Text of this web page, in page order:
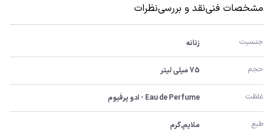
مشخصات فنینقد و بررسینظرات
جنسیت زنانه
حجم 75 میلی لیتر
غلظت Eau de Perfume - ادو پرفیوم
طبع ملایم,گرم